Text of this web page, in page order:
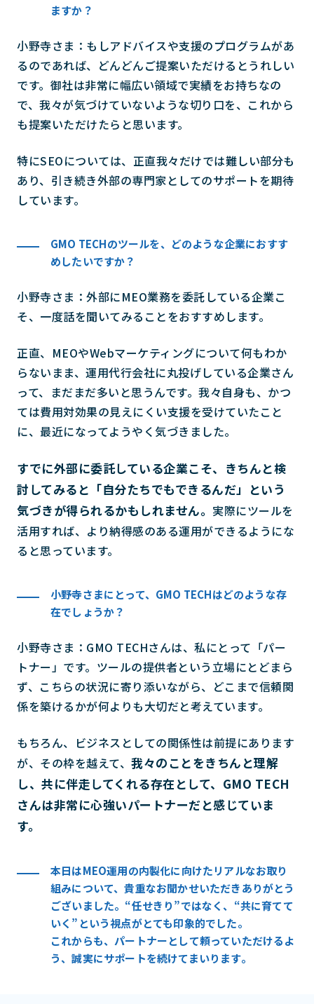
ますか？
小野寺さま：もしアドバイスや支援のプログラムがあ
るのであれば、どんどんご提案いただけるとうれしい
です。御社は非常に幅広い領域で実績をお持ちなの
で、我々が気づけていないような切り口を、これから
も提案いただけたらと思います。
特にSEOについては、正直我々だけでは難しい部分も
あり、引き続き外部の専門家としてのサポートを期待
しています。
GMO TECHのツールを、どのような企業におすす
めしたいですか？
小野寺さま：外部にMEO業務を委託している企業こ
そ、一度話を聞いてみることをおすすめします。
正直、MEOやWebマーケティングについて何もわか
らないまま、運用代行会社に丸投げしている企業さん
って、まだまだ多いと思うんです。我々自身も、かつ
ては費用対効果の見えにくい支援を受けていたこと
に、最近になってようやく気づきました。
すでに外部に委託している企業こそ、きちんと検
討してみると「自分たちでもできるんだ」という
気づきが得られるかもしれません。 実際にツールを
活用すれば、より納得感のある運用ができるようにな
ると思っています。
小野寺さまにとって、GMO TECHはどのような存
在でしょうか？
小野寺さま：GMO TECHさんは、私にとって「パー
トナー」です。ツールの提供者という立場にとどまら
ず、こちらの状況に寄り添いながら、どこまで信頼関
係を築けるかが何よりも大切だと考えています。
もちろん、ビジネスとしての関係性は前提にあります
が、その枠を越えて、 我々のことをきちんと理解
し、共に伴走してくれる存在として、GMO TECH
さんは非常に心強いパートナーだと感じていま
す。
本日はMEO運用の内製化に向けたリアルなお取り
組みについて、貴重なお聞かせいただきありがとう
ございました。“任せきり”ではなく、“共に育てて
いく”という視点がとても印象的でした。
これからも、パートナーとして頼っていただけるよ
う、誠実にサポートを続けてまいります。